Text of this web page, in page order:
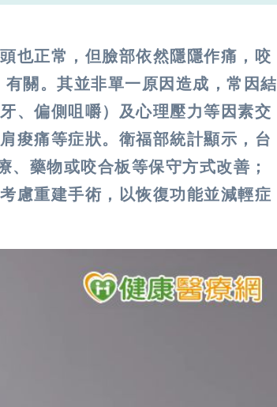
也正常，但臉部依然隱隱作痛，咬
關。其並非單一原因造成，常因結
、偏側咀嚼）及心理壓力等因素交
痠痛等症狀。衛福部統計顯示，台
藥物或咬合板等保守方式改善；
慮重建手術，以恢復功能並減輕症